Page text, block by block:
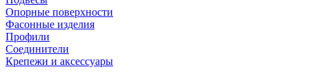
Опорные поверхности
Фасонные изделия
Профили
Соединители
Крепежи и аксессуары